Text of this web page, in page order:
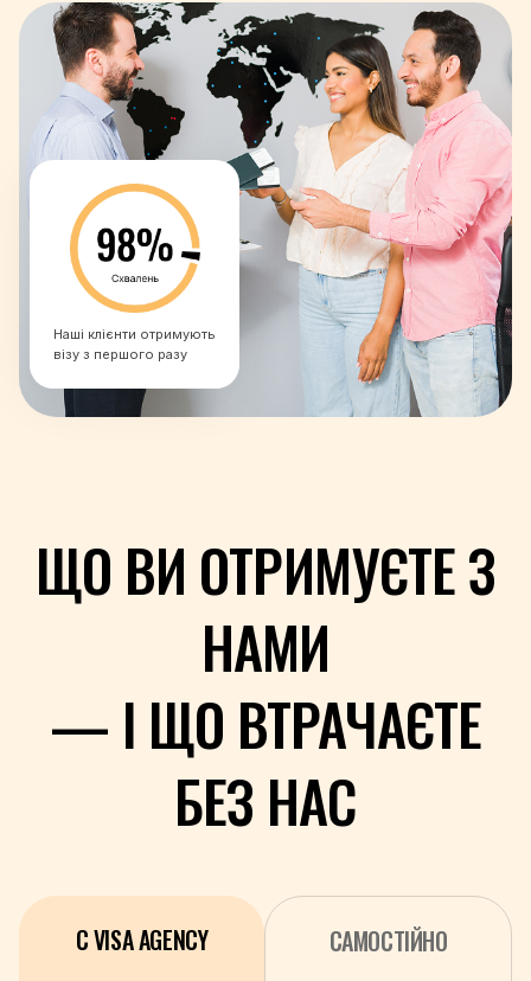
+507
+675
+595
+51
+63
+974
+40
+7
+250
+1-869
+1-758
+685
+381
+248
+252
+41
Наші клієнти отримують
візу з першого разу
ЩО ВИ ОТРИМУЄТЕ З
НАМИ
— І ЩО ВТРАЧАЄТЕ
БЕЗ НАС
C VISA AGENCY САМОСТІЙНО